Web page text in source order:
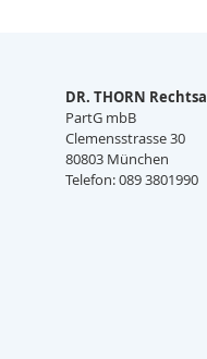
DR. THORN
PartG mbB
Clemensstrasse 30
80803 München
Telefon: 089 3801990